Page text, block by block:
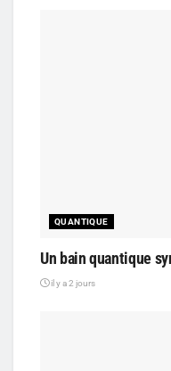
QUANTIQUE
Un bain quantique
il y a 2 jours